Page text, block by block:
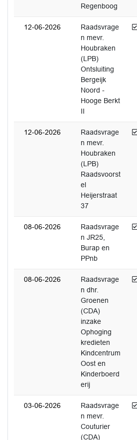
Regenboog
12-06-2026
Raadsvrage
n mevr.
Houbraken
(LPB)
Ontsluiting
Bergeijk
Noord -
Hooge Berkt
II
12-06-2026
Raadsvrage
n mevr.
Houbraken
(LPB)
Raadsvoorst
el
Heijerstraat
37
08-06-2026
Raadsvrage
n JR25,
Burap en
PPnb
08-06-2026
Raadsvrage
n dhr.
Groenen
(CDA)
inzake
Ophoging
kredieten
Kindcentrum
Oost en
Kinderboerd
erij
03-06-2026
Raadsvrage
n mevr.
Couturier
(CDA)